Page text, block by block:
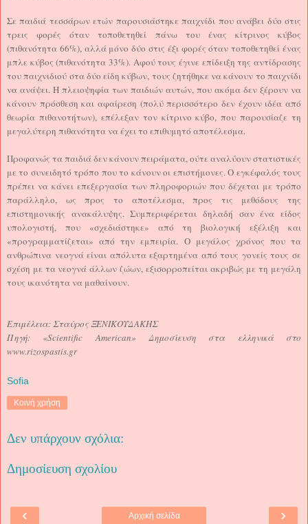
Σε παιδιά τεσσάρων ετών παρουσιάστηκε παιχνίδι που ανάβει δύο στις
τρεις φορές όταν τοποθετηθεί πάνω του ένας κίτρινος κύβος
(πιθανότητα 66%), αλλά μόνο δύο στις έξι φορές όταν τοποθετηθεί ένας
μπλε κύβος (πιθανότητα 33%). Αφού τους έγινε επίδειξη της αντίδρασης
του παιχνιδιού στα δύο είδη κύβων, τους ζητήθηκε να κάνουν το παιχνίδι
να ανάψει. Η πλειοψηφία των παιδιών αυτών, που ακόμα δεν ξέρουν να
κάνουν πρόσθεση και αφαίρεση (πολύ περισσότερο δεν έχουν ιδέα από
θεωρία πιθανοτήτων), επέλεξαν τον κίτρινο κύβο, που παρουσίαζε τη
μεγαλύτερη πιθανότητα να έχει το επιθυμητό αποτέλεσμα.
Προφανώς τα παιδιά δεν κάνουν πειράματα, ούτε αναλύουν στατιστικές
με το συνειδητό τρόπο που το κάνουν οι επιστήμονες. Ο εγκέφαλός τους
πρέπει να κάνει επεξεργασία των πληροφοριών που δέχεται με τρόπο
παράλληλο, ως προς το αποτέλεσμα, προς τις μεθόδους της
επιστημονικής ανακάλυψης. Συμπεριφέρεται δηλαδή σαν ένα είδος
υπολογιστή, που «σχεδιάστηκε» από τη βιολογική εξέλιξη και
«προγραμματίζεται» από την εμπειρία. Ο μεγάλος χρόνος που τα
ανθρώπινα νεογνά είναι απόλυτα εξαρτημένα από τους γονείς τους σε
σχέση με τα νεογνά άλλων ζώων, εξισορροπείται ακριβώς με τη μεγάλη
τους ικανότητα να μαθαίνουν.
Επιμέλεια: Σταύρος ΞΕΝΙΚΟΥΔΑΚΗΣ
Πηγή: «Scientific American» Δημοσίευση στα ελληνικά στο
www.rizospastis.gr
Sofia
Κοινή χρήση
Δεν υπάρχουν σχόλια:
Δημοσίευση σχολίου
‹ ›
Αρχική σελίδα